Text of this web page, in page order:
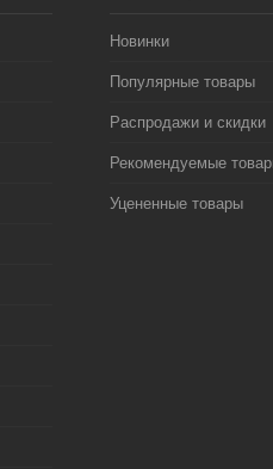
Новинки
Популярные товары
Распродажи и скидки
Рекомендуемые
Уцененные товары